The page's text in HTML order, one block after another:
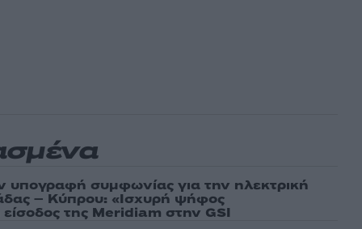
υπογραφή συμφωνίας για την ηλεκτρική
– Κύπρου: «Ισχυρή ψήφος
της Meridiam στην GSI